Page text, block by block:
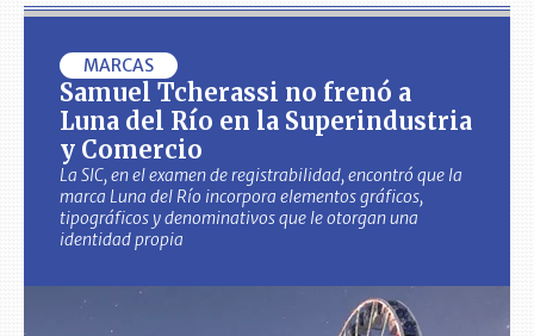
MARCAS
Samuel Tcherassi no frenó a
Luna del Río en la Superindustria
y Comercio
La SIC, en el examen de registrabilidad, encontró que la
marca Luna del Río incorpora elementos gráficos,
tipográficos y denominativos que le otorgan una
identidad propia